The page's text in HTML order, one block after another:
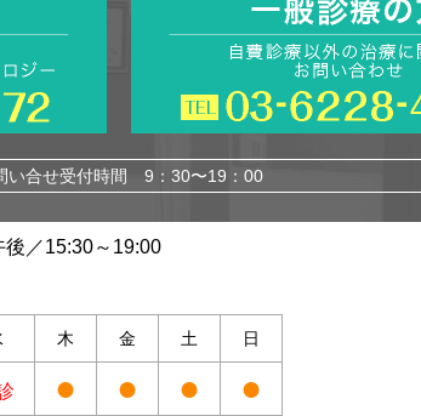
い合せ受付時間 9：30〜19：00
／15:30～19:00
木 金 土 日
● ● ● ●